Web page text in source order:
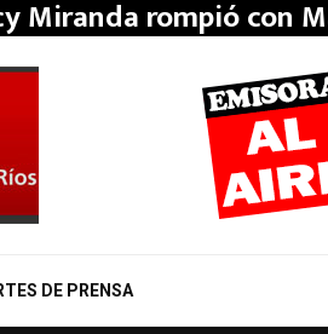
Miranda rompió con
DE PRENSA